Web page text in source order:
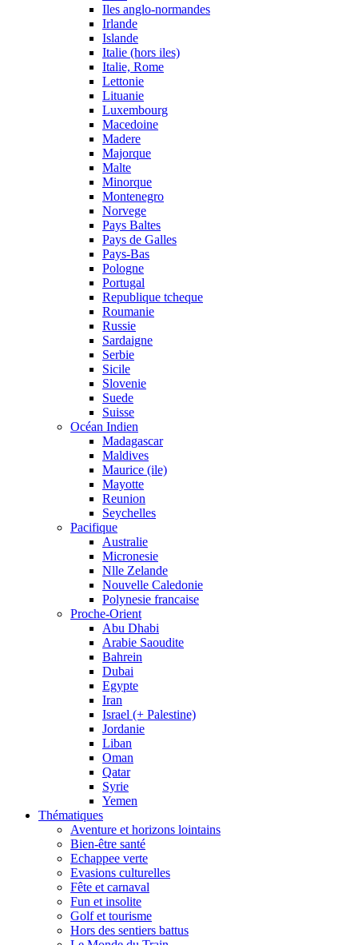
Iles anglo-normandes
Irlande
Islande
Italie (hors iles)
Italie, Rome
Lettonie
Lituanie
Luxembourg
Macedoine
Madere
Majorque
Malte
Minorque
Montenegro
Norvege
Pays Baltes
Pays de Galles
Pays-Bas
Pologne
Portugal
Republique tcheque
Roumanie
Russie
Sardaigne
Serbie
Sicile
Slovenie
Suede
Suisse
Océan Indien
Madagascar
Maldives
Maurice (ile)
Mayotte
Reunion
Seychelles
Pacifique
Australie
Micronesie
Nlle Zelande
Nouvelle Caledonie
Polynesie francaise
Proche-Orient
Abu Dhabi
Arabie Saoudite
Bahrein
Dubai
Egypte
Iran
Israel (+ Palestine)
Jordanie
Liban
Oman
Qatar
Syrie
Yemen
Thématiques
Aventure et horizons lointains
Bien-être santé
Echappee verte
Evasions culturelles
Fête et carnaval
Fun et insolite
Golf et tourisme
Hors des sentiers battus